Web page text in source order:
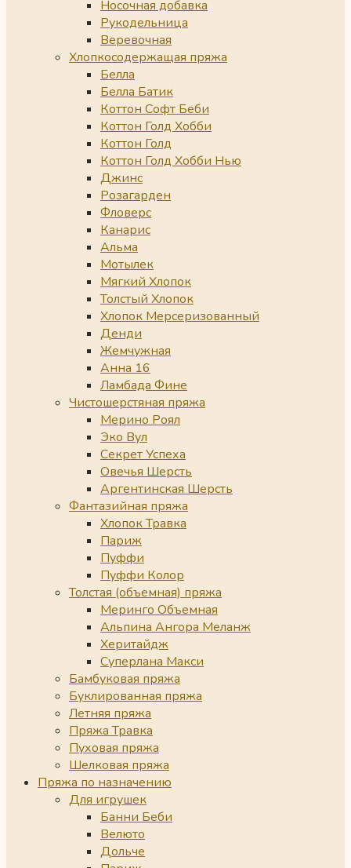
Носочная добавка
Рукодельница
Веревочная
Хлопкосодержащая пряжа
Белла
Белла Батик
Коттон Софт Беби
Коттон Голд Хобби
Коттон Голд
Коттон Голд Хобби Нью
Джинс
Розагарден
Фловерс
Канарис
Альма
Мотылек
Мягкий Хлопок
Толстый Хлопок
Хлопок Мерсеризованный
Денди
Жемчужная
Анна 16
Ламбада Фине
Чистошерстяная пряжа
Мерино Роял
Эко Вул
Секрет Успеха
Овечья Шерсть
Аргентинская Шерсть
Фантазийная пряжа
Хлопок Травка
Париж
Пуффи
Пуффи Колор
Толстая (объемная) пряжа
Меринго Объемная
Альпина Ангора Меланж
Херитайдж
Суперлана Макси
Бамбуковая пряжа
Буклированная пряжа
Летняя пряжа
Пряжа Травка
Пуховая пряжа
Шелковая пряжа
Пряжа по назначению
Для игрушек
Банни Беби
Велюто
Дольче